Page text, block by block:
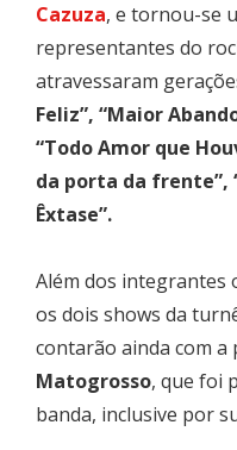
Cazuza, e tornou-se
representantes do
atravessaram
Feliz”, “Maior
“Todo Amor que
da porta da frente”,
Êxtase”.
Além dos integrantes
os dois shows da
contarão ainda com a
Matogrosso, que foi
banda, inclusive por